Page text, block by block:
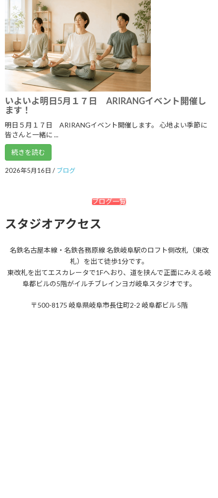
2020年9月
2020年8月
2020年7月
2020年6月
2020年5月
2020年4月
2020年3月
2020年2月
2020年1月
2019年12月
2019年7月
2019年6月
2019年5月
2019年4月
いよいよ明日5月１７日 ARIRANGイベント開催し
ます！
明日５月１７日 ARIRANGイベント開催します。 心地よい季節に
皆さんと一緒に ...
続きを読む
2026年5月16日 / ブログ
ブログ一覧
スタジオアクセス
名鉄名古屋本線・名鉄各務原線 名鉄岐阜駅のロフト側改札（東改
札）を出て徒歩1分です。
東改札を出てエスカレータで1Fへおり、道を挟んで正面にみえる岐
阜都ビルの5階がイルチブレインヨガ岐阜スタジオです。
〒500-8175 岐阜県岐阜市長住町2-2 岐阜都ビル 5階